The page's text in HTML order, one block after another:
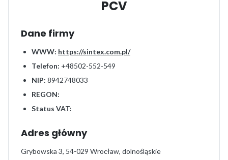
PCV
Dane firmy
WWW: https://sintex.com.pl/
Telefon: +48502-552-549
NIP: 8942748033
REGON:
Status VAT:
Adres główny
Grybowska 3, 54-029 Wrocław, dolnośląskie